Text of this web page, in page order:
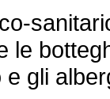
le
e gli